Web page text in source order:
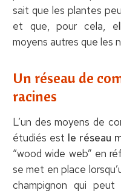
sait que les plantes
et que, pour cela,
moyens autres que les
Un réseau de
racines
L’un des moyens de
étudiés est le réseau
“wood wide web” en
se met en place
champignon qui